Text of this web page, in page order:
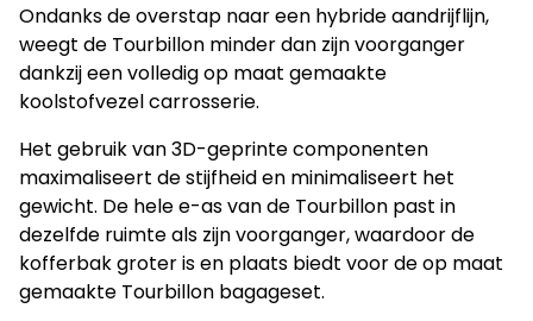
Ondanks de overstap naar een hybride aandrijflijn,
weegt de Tourbillon minder dan zijn voorganger
dankzij een volledig op maat gemaakte
koolstofvezel carrosserie.
Het gebruik van 3D-geprinte componenten
maximaliseert de stijfheid en minimaliseert het
gewicht. De hele e-as van de Tourbillon past in
dezelfde ruimte als zijn voorganger, waardoor de
kofferbak groter is en plaats biedt voor de op maat
gemaakte Tourbillon bagageset.